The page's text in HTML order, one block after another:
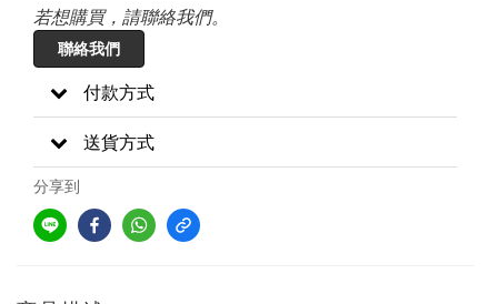
若想購買，請聯絡我們。
聯絡我們
付款方式
送貨方式
分享到